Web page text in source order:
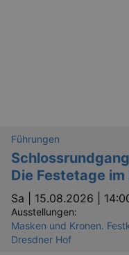
Führungen
Die Festetage im
Sa | 15.08.2026 |
Ausstellungen:
Masken und Kronen.
Dresdner Hof